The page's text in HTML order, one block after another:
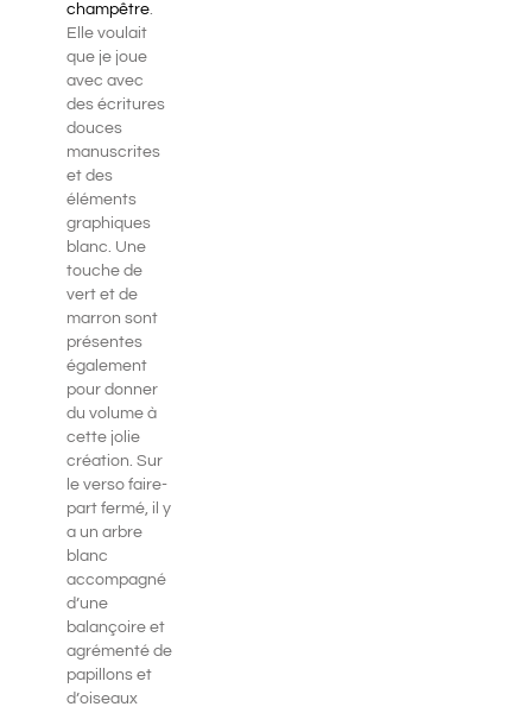
champêtre.
Elle voulait
que je joue
avec avec
des écritures
douces
manuscrites
et des
éléments
graphiques
blanc. Une
touche de
vert et de
marron sont
présentes
également
pour donner
du volume à
cette jolie
création. Sur
le verso faire-
part fermé, il y
a un arbre
blanc
accompagné
d’une
balançoire et
agrémenté de
papillons et
d’oiseaux